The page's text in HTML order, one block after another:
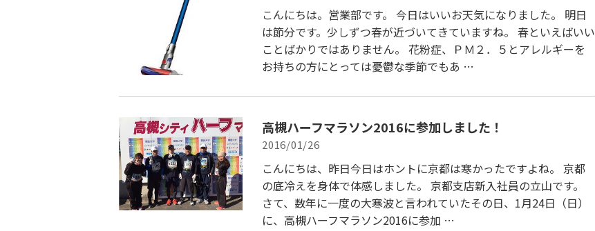
こんにちは。営業部です。 今日はいいお天気になりました。 明日
は節分です。少しずつ春が近づいてきていますね。 春といえばいい
ことばかりではありません。 花粉症、ＰＭ２．５とアレルギーを
お持ちの方にとっては憂鬱な季節でもあ …
高槻ハーフマラソン2016に参加しました！
2016/01/26
こんにちは、昨日今日はホントに京都は寒かったですよね。 京都
の底冷えを身体で体感しました。 京都支店新入社員の立山です。
さて、数年に一度の大寒波と言われていたその日、1月24日（日）
に、高槻ハーフマラソン2016に参加 …